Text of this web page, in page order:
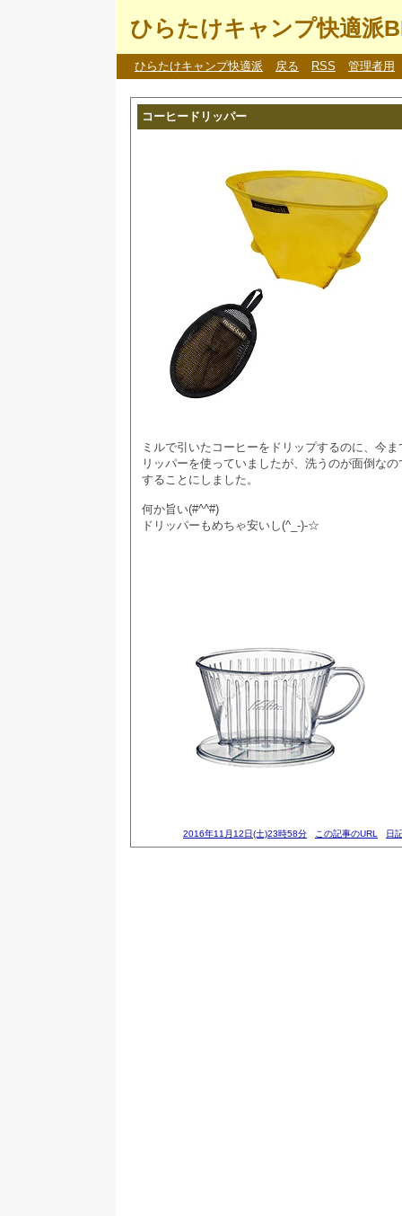
ひらたけキャンプ快適派
ひらたけキャンプ快適派 戻る RSS 管理者用
コーヒードリッパー
ミルで引いたコーヒーをドリップするのに、今
リッパーを使っていましたが、洗うのが面倒な
することにしました。
何か旨い(#^^#)
ドリッパーもめちゃ安いし(^_-)-☆
2016年11月12日(土)23時58分 この記事のURL 日